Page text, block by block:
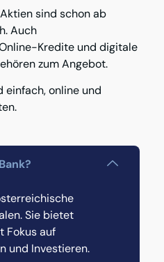
sind schon ab
Auch
Kredite und digitale
zum Angebot.
einfach, online und
Sie bietet
Fokus auf
und Investieren.